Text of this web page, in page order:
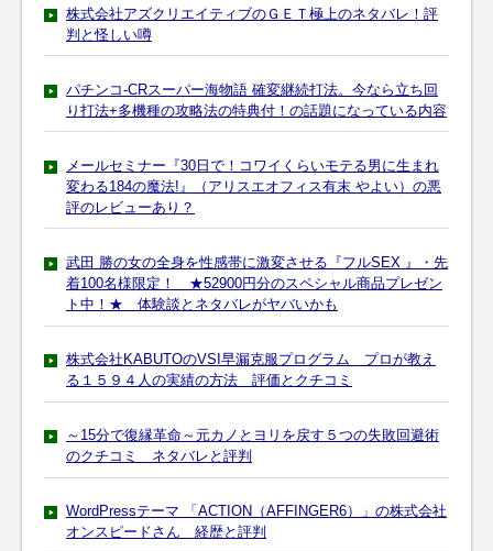
株式会社アズクリエイティブのＧＥＴ極上のネタバレ！評
判と怪しい噂
パチンコ-CRスーパー海物語 確変継続打法。今なら立ち回
り打法+多機種の攻略法の特典付！の話題になっている内容
メールセミナー『30日で！コワイくらいモテる男に生まれ
変わる184の魔法!』（アリスエオフィス有末 やよい）の悪
評のレビューあり？
武田 勝の女の全身を性感帯に激変させる『フルSEX 』・先
着100名様限定！ ★52900円分のスペシャル商品プレゼン
ト中！★ 体験談とネタバレがヤバいかも
株式会社KABUTOのVSI早漏克服プログラム プロが教え
る１５９４人の実績の方法 評価とクチコミ
～15分で復縁革命～元カノとヨリを戻す５つの失敗回避術
のクチコミ ネタバレと評判
WordPressテーマ 「ACTION（AFFINGER6）」の株式会社
オンスピードさん 経歴と評判